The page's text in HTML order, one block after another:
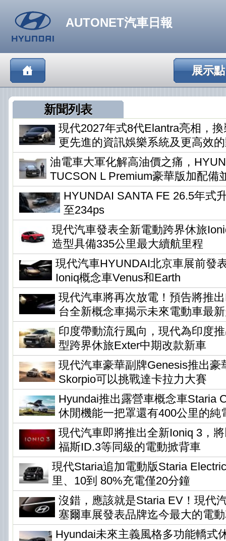
AUTONET汽車日報
展示點
新聞列表
現代2027年式8代Elantra亮相，
更先進的資訊娛樂系統及更高效
油電車大軍化解高油價之痛，
TUCSON L Premium豪華版加配備
HYUNDAI SANTA FE 26.5年式
至234ps
現代汽車發表全新電動跨界休旅
造型具備335公里最大續航里程
現代汽車HYUNDAI北京車展前發
Ioniq概念車Venus和Earth
現代汽車將再次放電！預告將推
台全新概念車揭示未來電動車最
印度帶動流行風向，現代為印度
型跨界休旅Exter中期改款新車
現代汽車豪華副牌Genesis推出豪
Skorpio可以挑戰達卡拉力大賽
Hyundai推出露營車概念車Staria
休閒機能一把罩還有400公里的純
現代汽車即將推出全新Ioniq 3，
福斯ID.3等同級的電動掀背車
現代Staria追加電動版Staria
里、10到 80%充電僅20分鐘
沒錯，應該就是Staria EV！現代
塞爾車展發表品牌迄今最大的電
Hyundai未來主義風格多功能轎式